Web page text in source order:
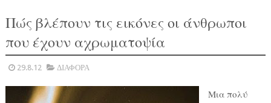
Πώς βλέπουν τις εικόνες οι άνθρωποι
που έχουν αχρωματοψία
29.8.12 ΔΙΑΦΟΡΑ
Μια πολύ